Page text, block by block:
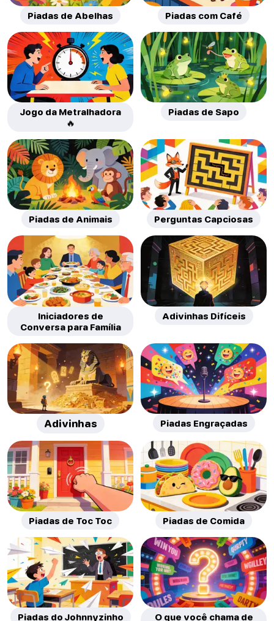
Piadas de Abelhas Piadas com Café
Jogo da Metralhadora
🔥
Piadas de Sapo
Piadas de Animais Perguntas Capciosas
Iniciadores de
Conversa para Família
Adivinhas Difíceis
Adivinhas Piadas Engraçadas
Piadas de Toc Toc Piadas de Comida
Piadas do Johnnyzinho O que você chama de